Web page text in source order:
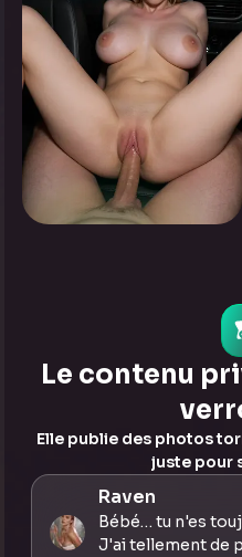
Le contenu
Elle publie des photos
juste pour
Raven
Bébé… tu n'es
J'ai tellement de